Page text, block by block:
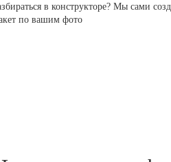
в конструкторе? Мы сами
по вашим фото